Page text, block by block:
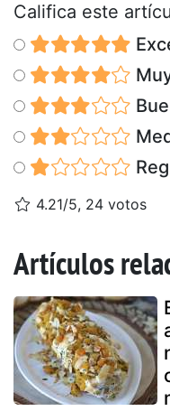
Califica este
4.21/5, 24 votos
Artículos